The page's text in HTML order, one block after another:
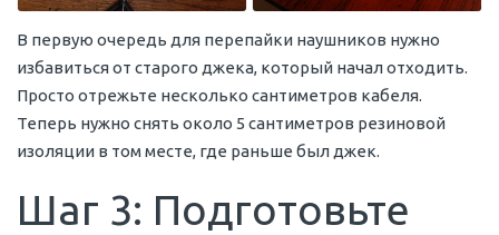
В первую очередь для перепайки наушников нужно
избавиться от старого джека, который начал отходить.
Просто отрежьте несколько сантиметров кабеля.
Теперь нужно снять около 5 сантиметров резиновой
изоляции в том месте, где раньше был джек.
Шаг 3: Подготовьте